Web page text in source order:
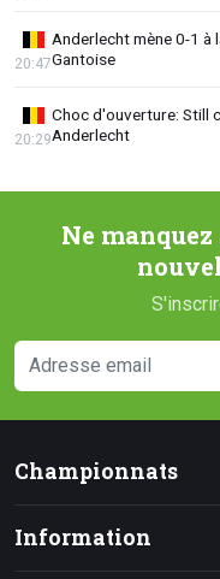
Anderlecht mène 0-1 à
Gantoise
20:47
Choc d'ouverture: Still
Anderlecht
20:29
Ne
Championnats
Information